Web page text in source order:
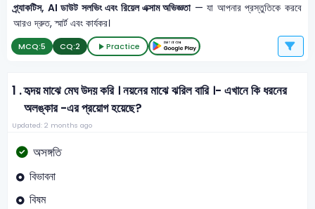
প্র্যাকটিস, AI ডাউট সলভিং এবং রিয়েল এক্সাম অভিজ্ঞতা— যা আপনার প্রস্তুতিকে করবে
আরও দ্রুত, স্মার্ট এবং কার্যকর।
MCQ:5 CQ:2 Practice
1 .হৃদয় মাঝে মেঘ উদয় করি । নয়নের মাঝে ঝরিল বারি ।- এখানে কি ধরনের
অলঙ্কার -এর প্রয়োগ হয়েছে?
Updated: 2 months ago
অসঙ্গতি
বিভাবনা
বিষম